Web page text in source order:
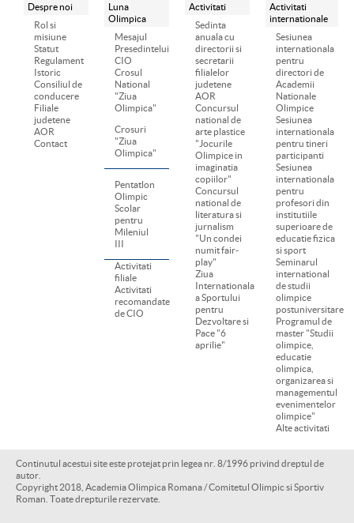
Despre noi
Rol si
misiune
Statut
Regulament
Istoric
Consiliul de
conducere
Filiale
judetene
AOR
Contact
Luna
Olimpica
Mesajul
Presedintelui
CIO
Crosul
National
"Ziua
Olimpica"
Crosuri
"Ziua
Olimpica"
Pentatlon
Olimpic
Scolar
pentru
Mileniul
III
Activitati
filiale
Activitati
recomandate
de CIO
Activitati
Sedinta
anuala cu
directorii si
secretarii
filialelor
judetene
AOR
Concursul
national de
arte plastice
"Jocurile
Olimpice in
imaginatia
copiilor"
Concursul
national de
literatura si
jurnalism
"Un condei
numit fair-
play"
Ziua
Internationala
a Sportului
pentru
Dezvoltare si
Pace "6
aprilie"
Activitati
internationale
Sesiunea
internationala
pentru
directori de
Academii
Nationale
Olimpice
Sesiunea
internationala
pentru tineri
participanti
Sesiunea
internationala
pentru
profesori din
institutiile
superioare de
educatie fizica
si sport
Seminarul
international
de studii
olimpice
postuniversitare
Programul de
master "Studii
olimpice,
educatie
olimpica,
organizarea si
managementul
evenimentelor
olimpice"
Alte activitati
Continutul acestui site este protejat prin legea nr. 8/1996 privind dreptul de
autor.
Copyright 2018, Academia Olimpica Romana / Comitetul Olimpic si Sportiv
Roman. Toate drepturile rezervate.